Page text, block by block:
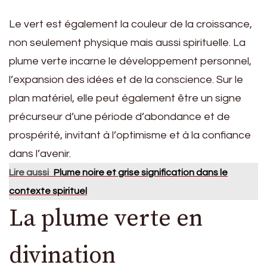
Le vert est également la couleur de la croissance,
non seulement physique mais aussi spirituelle. La
plume verte incarne le développement personnel,
l’expansion des idées et de la conscience. Sur le
plan matériel, elle peut également être un signe
précurseur d’une période d’abondance et de
prospérité, invitant à l’optimisme et à la confiance
dans l’avenir.
Lire aussi Plume noire et grise signification dans le
contexte spirituel
La plume verte en
divination